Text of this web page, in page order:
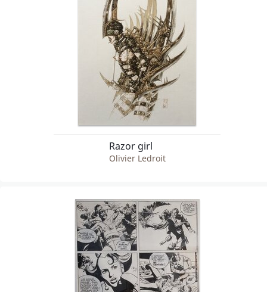
Razor girl
Olivier Ledroit